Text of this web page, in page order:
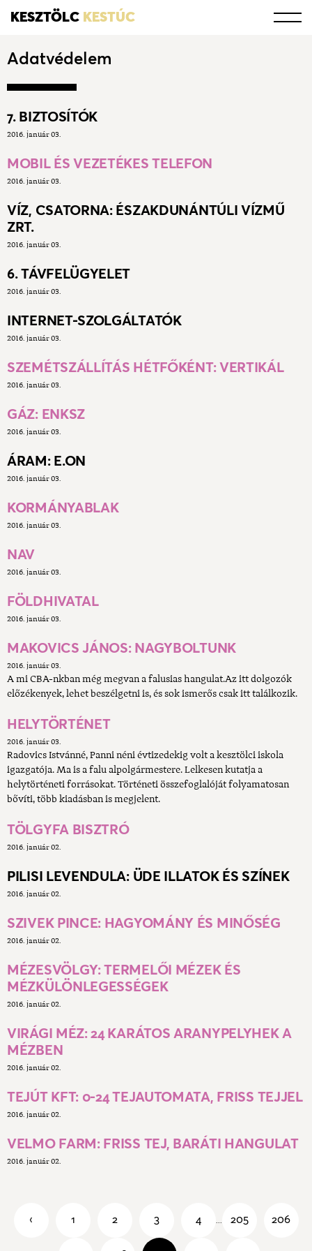
KESZTÖLC KESTÚC
Adatvédelem
7. BIZTOSÍTÓK
2016. január 03.
MOBIL ÉS VEZETÉKES TELEFON
2016. január 03.
VÍZ, CSATORNA: ÉSZAKDUNÁNTÚLI VÍZMŰ
ZRT.
2016. január 03.
6. TÁVFELÜGYELET
2016. január 03.
INTERNET-SZOLGÁLTATÓK
2016. január 03.
SZEMÉTSZÁLLÍTÁS HÉTFŐKÉNT: VERTIKÁL
2016. január 03.
GÁZ: ENKSZ
2016. január 03.
ÁRAM: E.ON
2016. január 03.
KORMÁNYABLAK
2016. január 03.
NAV
2016. január 03.
FÖLDHIVATAL
2016. január 03.
MAKOVICS JÁNOS: NAGYBOLTUNK
2016. január 03.
A mi CBA-nkban még megvan a falusias hangulat.Az itt dolgozók
előzékenyek, lehet beszélgetni is, és sok ismerős csak itt találkozik.
HELYTÖRTÉNET
2016. január 03.
Radovics Istvánné, Panni néni évtizedekig volt a kesztölci iskola
igazgatója. Ma is a falu alpolgármestere. Lelkesen kutatja a
helytörténeti forrásokat. Történeti összefoglalóját folyamatosan
bővíti, több kiadásban is megjelent.
TÖLGYFA BISZTRÓ
2016. január 02.
PILISI LEVENDULA: ÜDE ILLATOK ÉS SZÍNEK
2016. január 02.
SZIVEK PINCE: HAGYOMÁNY ÉS MINŐSÉG
2016. január 02.
MÉZESVÖLGY: TERMELŐI MÉZEK ÉS
MÉZKÜLÖNLEGESSÉGEK
2016. január 02.
VIRÁGI MÉZ: 24 KARÁTOS ARANYPELYHEK A
MÉZBEN
2016. január 02.
TEJÚT KFT: 0-24 TEJAUTOMATA, FRISS TEJJEL
2016. január 02.
VELMO FARM: FRISS TEJ, BARÁTI HANGULAT
2016. január 02.
‹ 1 2 3 4 ... 205 206